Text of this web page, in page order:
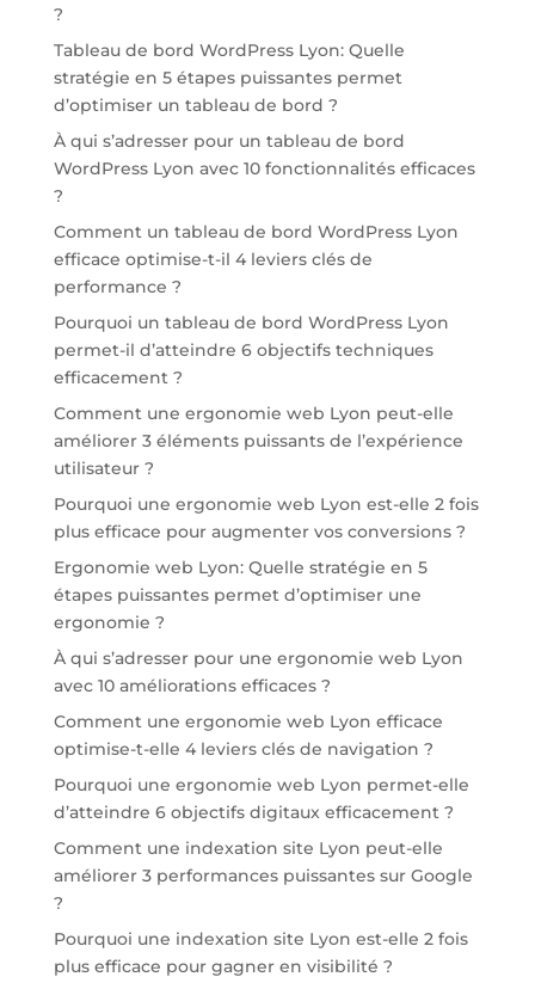
?
Tableau de bord WordPress Lyon: Quelle
stratégie en 5 étapes puissantes permet
d’optimiser un tableau de bord ?
À qui s’adresser pour un tableau de bord
WordPress Lyon avec 10 fonctionnalités efficaces
?
Comment un tableau de bord WordPress Lyon
efficace optimise-t-il 4 leviers clés de
performance ?
Pourquoi un tableau de bord WordPress Lyon
permet-il d’atteindre 6 objectifs techniques
efficacement ?
Comment une ergonomie web Lyon peut-elle
améliorer 3 éléments puissants de l’expérience
utilisateur ?
Pourquoi une ergonomie web Lyon est-elle 2 fois
plus efficace pour augmenter vos conversions ?
Ergonomie web Lyon: Quelle stratégie en 5
étapes puissantes permet d’optimiser une
ergonomie ?
À qui s’adresser pour une ergonomie web Lyon
avec 10 améliorations efficaces ?
Comment une ergonomie web Lyon efficace
optimise-t-elle 4 leviers clés de navigation ?
Pourquoi une ergonomie web Lyon permet-elle
d’atteindre 6 objectifs digitaux efficacement ?
Comment une indexation site Lyon peut-elle
améliorer 3 performances puissantes sur Google
?
Pourquoi une indexation site Lyon est-elle 2 fois
plus efficace pour gagner en visibilité ?